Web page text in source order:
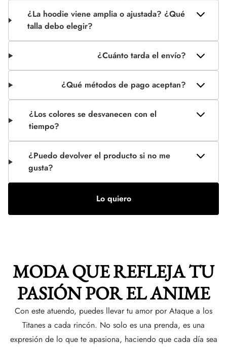
¿La hoodie viene amplia o ajustada? ¿Qué
talla debo elegir?
¿Cuánto tarda el envío?
¿Qué métodos de pago aceptan?
¿Los colores se desvanecen con el
tiempo?
¿Puedo devolver el producto si no me
gusta?
Lo quiero
MODA QUE REFLEJA TU
PASIÓN POR EL ANIME
Con este atuendo, puedes llevar tu amor por Ataque a los
Titanes a cada rincón. No solo es una prenda, es una
expresión de lo que te apasiona, haciendo que cada día sea